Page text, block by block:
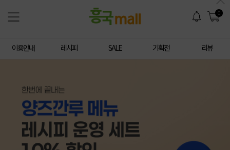
0
이용안내 레시피 SALE 기획전 리뷰